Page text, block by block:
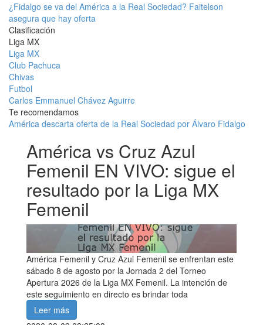
¿Fidalgo se va del América a la Real Sociedad? Faitelson
asegura que hay oferta
Clasificación
Liga MX
Liga MX
Club Pachuca
Chivas
Futbol
Carlos Emmanuel Chávez Aguirre
Te recomendamos
América descarta oferta de la Real Sociedad por Álvaro Fidalgo
América vs Cruz Azul
Femenil EN VIVO: sigue el
resultado por la Liga MX
Femenil
América Femenil y Cruz Azul Femenil se enfrentan este
sábado 8 de agosto por la Jornada 2 del Torneo
Apertura 2026 de la Liga MX Femenil. La intención de
este seguimiento en directo es brindar toda
Leer más